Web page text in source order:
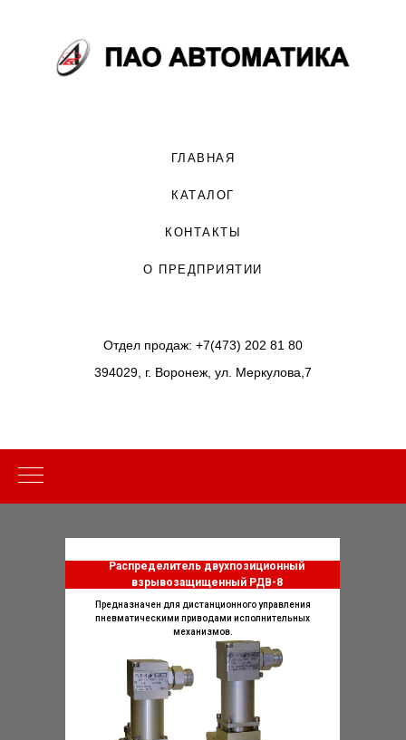
ГЛАВНАЯ
КАТАЛОГ
КОНТАКТЫ
О ПРЕДПРИЯТИИ
Отдел продаж: +7(473) 202 81 80
394029, г. Воронеж, ул. Меркулова,7
Предназначен для дистанционного управления
пневматическими приводами исполнительных
механизмов.
Распределитель двухпозиционный
взрывозащищенный РДВ-8